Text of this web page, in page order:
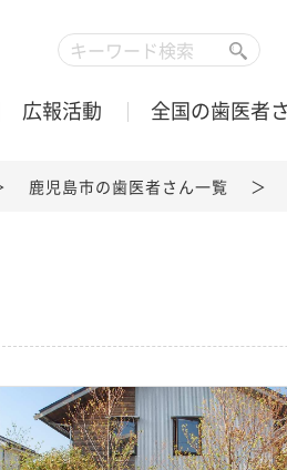
広報活動 全国の歯医者
鹿児島市の歯医者さん一覧